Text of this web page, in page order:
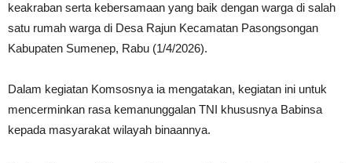
keakraban serta kebersamaan yang baik dengan warga di salah
satu rumah warga di Desa Rajun Kecamatan Pasongsongan
Kabupaten Sumenep, Rabu (1/4/2026).
Dalam kegiatan Komsosnya ia mengatakan, kegiatan ini untuk
mencerminkan rasa kemanunggalan TNI khususnya Babinsa
kepada masyarakat wilayah binaannya.